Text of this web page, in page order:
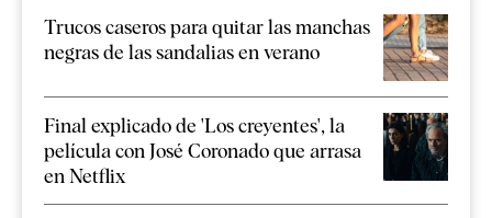
Trucos caseros para quitar las manchas
negras de las sandalias en verano
Final explicado de 'Los creyentes', la
película con José Coronado que arrasa
en Netflix